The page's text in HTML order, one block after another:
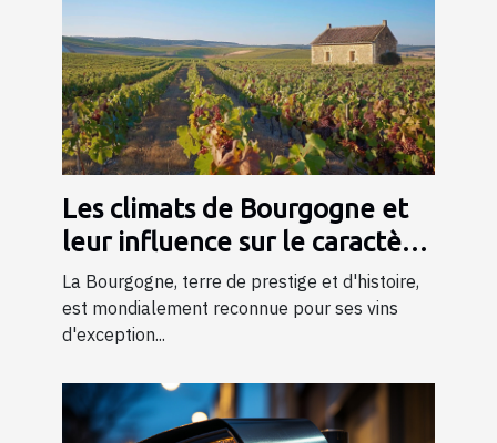
Les climats de Bourgogne et
leur influence sur le caractère
du vin
La Bourgogne, terre de prestige et d'histoire,
est mondialement reconnue pour ses vins
d'exception...